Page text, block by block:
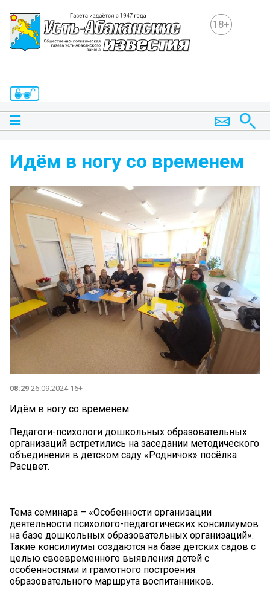
18+
Идём в ногу со временем
08:29 26.09.2024 16+
Идём в ногу со временем
Педагоги-психологи дошкольных образовательных
организаций встретились на заседании методического
объединения в детском саду «Родничок» посёлка
Расцвет.
Тема семинара – «Особенности организации
деятельности психолого-педагогических консилиумов
на базе дошкольных образовательных организаций».
Такие консилиумы создаются на базе детских садов с
целью своевременного выявления детей с
особенностями и грамотного построения
образовательного маршрута воспитанников.